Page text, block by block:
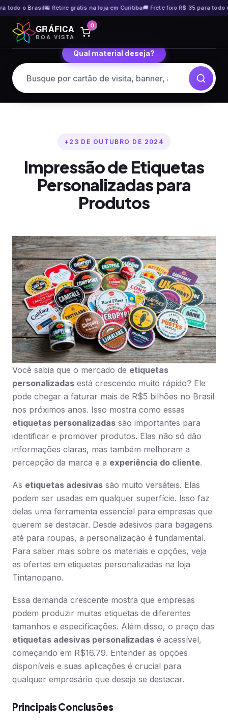
o Brasil🏪 Retire grátis na loja em Curitiba🚚 Frete fixo R$ 35 para todo o
Pular
para
o
GRÁFICA
BOA VISTA
0
Qual material deseja?
23 DE OUTUBRO DE 2024
Impressão de Etiquetas
Personalizadas para
Produtos
Você sabia que o mercado de etiquetas
personalizadas está crescendo muito rápido? Ele
pode chegar a faturar mais de R$5 bilhões no Brasil
nos próximos anos. Isso mostra como essas
etiquetas personalizadas são importantes para
identificar e promover produtos. Elas não só dão
informações claras, mas também melhoram a
percepção da marca e a experiência do cliente.
As etiquetas adesivas são muito versáteis. Elas
podem ser usadas em qualquer superfície. Isso faz
delas uma ferramenta essencial para empresas que
querem se destacar. Desde adesivos para bagagens
até para roupas, a personalização é fundamental.
Para saber mais sobre os materiais e opções, veja
as ofertas em etiquetas personalizadas na loja
Tintanopano.
Essa demanda crescente mostra que empresas
podem produzir muitas etiquetas de diferentes
tamanhos e especificações. Além disso, o preço das
etiquetas adesivas personalizadas é acessível,
começando em R$16.79. Entender as opções
disponíveis e suas aplicações é crucial para
qualquer empresário que deseja se destacar.
Principais Conclusões